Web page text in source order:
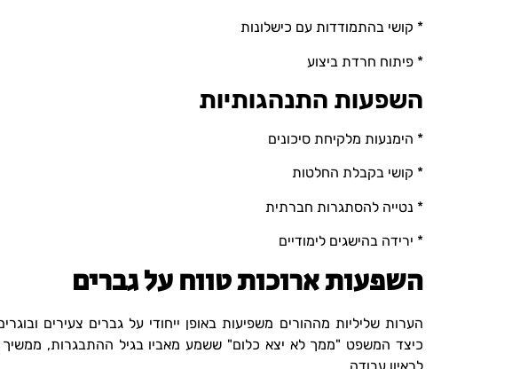
* קושי בהתמודדות עם כישלונות
* פיתוח חרדת ביצוע
השפעות התנהגותיות
* הימנעות מלקיחת סיכונים
* קושי בקבלת החלטות
* נטייה להסתגרות חברתית
* ירידה בהישגים לימודיים
השפעות ארוכות טווח על גברים
כיצד המשפט "ממך לא יצא כלום" ששמע מאביו בגיל ההתבגרות,
לראיון עבודה.